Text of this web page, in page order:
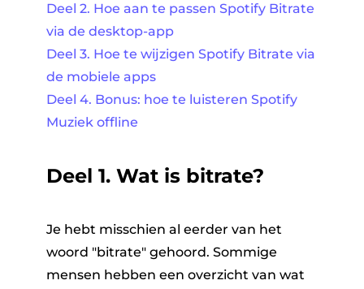
Deel 2. Hoe aan te passen Spotify Bitrate
via de desktop-app
Deel 3. Hoe te wijzigen Spotify Bitrate via
de mobiele apps
Deel 4. Bonus: hoe te luisteren Spotify
Muziek offline
Deel 1. Wat is bitrate?
Je hebt misschien al eerder van het
woord "bitrate" gehoord. Sommige
mensen hebben een overzicht van wat